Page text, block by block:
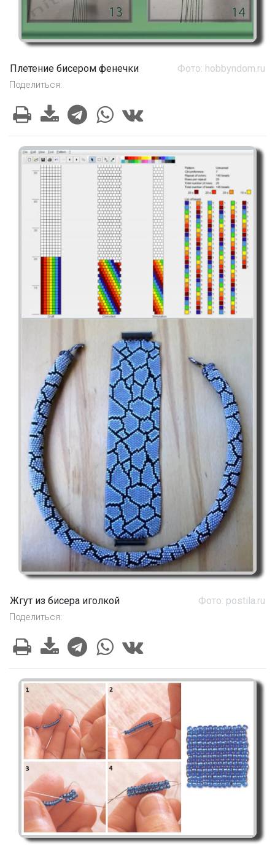
Плетение бисером фенечки Фото: hobbyndom.ru
Поделиться:
Жгут из бисера иголкой Фото: postila.ru
Поделиться: